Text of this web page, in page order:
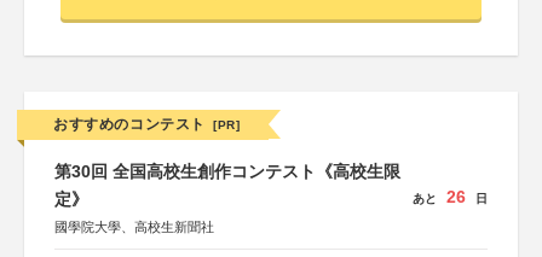
おすすめのコンテスト [PR]
第30回 全国高校生創作コンテスト《高校生限
定》
國學院大學、高校生新聞社
あと 26 日